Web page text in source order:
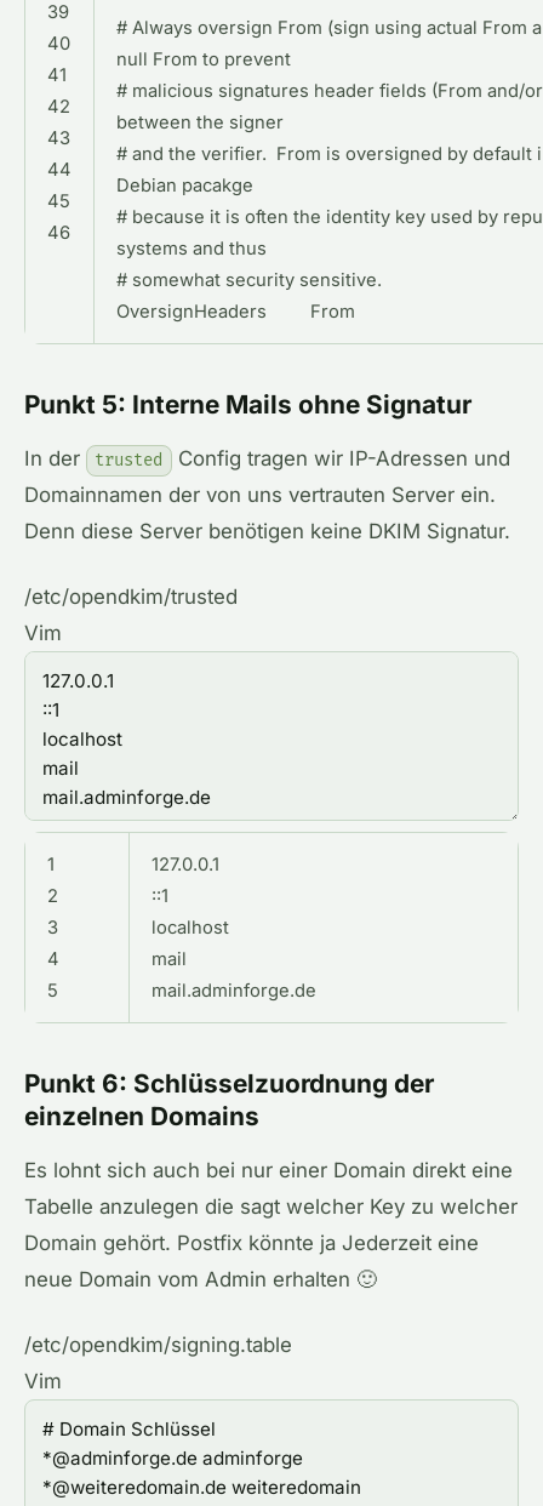
39
40
41
42
43
44
45
46
# Always oversign From (sign using actual From
null From to prevent
# malicious signatures header fields (From and/
between the signer
# and the verifier. From is oversigned by default
Debian pacakge
# because it is often the identity key used by
systems and thus
# somewhat security sensitive.
OversignHeaders From
Punkt 5: Interne Mails ohne Signatur
In der trusted Config tragen wir IP-Adressen und
Domainnamen der von uns vertrauten Server ein.
Denn diese Server benötigen keine DKIM Signatur.
/etc/opendkim/trusted
Vim
1
2
3
4
5
127.0.0.1
::1
localhost
mail
mail.adminforge.de
Punkt 6: Schlüsselzuordnung der
einzelnen Domains
Es lohnt sich auch bei nur einer Domain direkt eine
Tabelle anzulegen die sagt welcher Key zu welcher
Domain gehört. Postfix könnte ja Jederzeit eine
neue Domain vom Admin erhalten 🙂
/etc/opendkim/signing.table
Vim